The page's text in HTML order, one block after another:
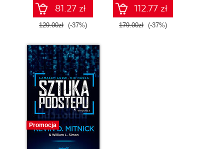
81.27 zł
129.00zł (-37%)
112.77 zł
179.00zł (-37%)
Promocja